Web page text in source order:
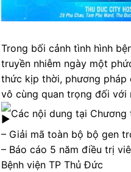
Trong bối cảnh tình hình
truyền nhiễm ngày một
thức kịp thời, phương pháp
vô cùng quan trọng đối với
Các nội dung tại Chương
– Giải mã toàn bộ bộ gen
– Báo cáo 5 năm điều trị
Bệnh viện TP Thủ Đức